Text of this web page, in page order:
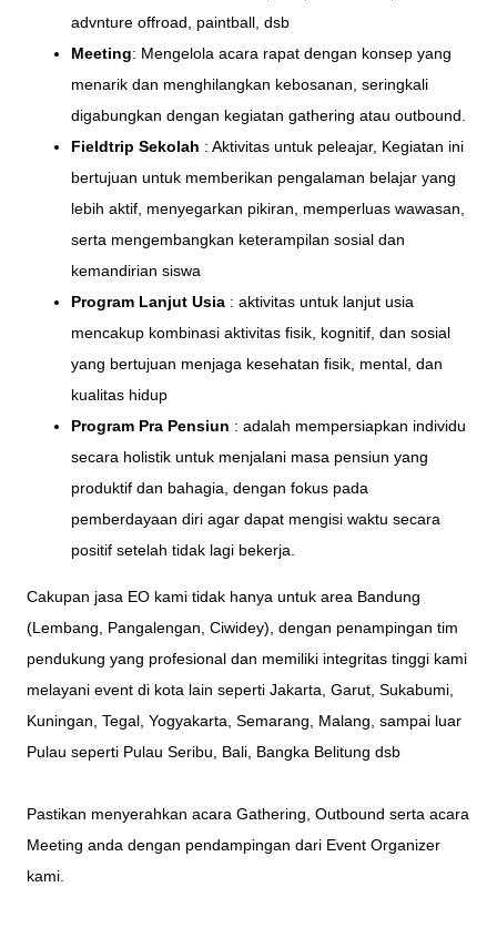
advnture offroad, paintball, dsb
Meeting: Mengelola acara rapat dengan konsep yang
menarik dan menghilangkan kebosanan, seringkali
digabungkan dengan kegiatan gathering atau outbound.
Fieldtrip Sekolah : Aktivitas untuk peleajar, Kegiatan ini
bertujuan untuk memberikan pengalaman belajar yang
lebih aktif, menyegarkan pikiran, memperluas wawasan,
serta mengembangkan keterampilan sosial dan
kemandirian siswa
Program Lanjut Usia : aktivitas untuk lanjut usia
mencakup kombinasi aktivitas fisik, kognitif, dan sosial
yang bertujuan menjaga kesehatan fisik, mental, dan
kualitas hidup
Program Pra Pensiun : adalah mempersiapkan individu
secara holistik untuk menjalani masa pensiun yang
produktif dan bahagia, dengan fokus pada
pemberdayaan diri agar dapat mengisi waktu secara
positif setelah tidak lagi bekerja.
Cakupan jasa EO kami tidak hanya untuk area Bandung
(Lembang, Pangalengan, Ciwidey), dengan penampingan tim
pendukung yang profesional dan memiliki integritas tinggi kami
melayani event di kota lain seperti Jakarta, Garut, Sukabumi,
Kuningan, Tegal, Yogyakarta, Semarang, Malang, sampai luar
Pulau seperti Pulau Seribu, Bali, Bangka Belitung dsb
Pastikan menyerahkan acara Gathering, Outbound serta acara
Meeting anda dengan pendampingan dari Event Organizer
kami.